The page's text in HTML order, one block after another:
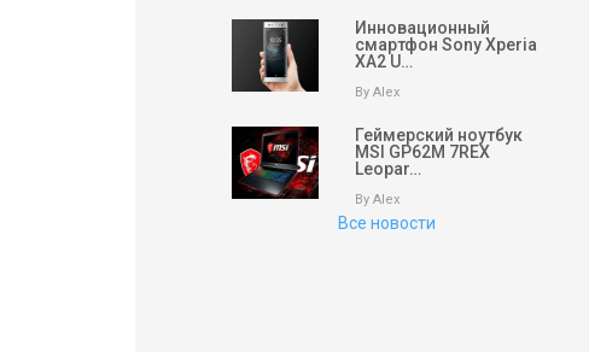
Инновационный
смартфон Sony Xperia
XA2 U…
By Alex
Геймерский ноутбук
MSI GP62M 7REX
Leopar…
By Alex
Все новости